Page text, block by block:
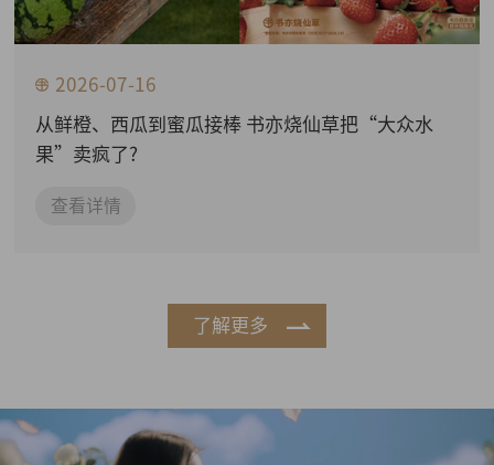
2026-07-16
从鲜橙、西瓜到蜜瓜接棒 书亦烧仙草把“大众水
果”卖疯了?
查看详情
了解更多